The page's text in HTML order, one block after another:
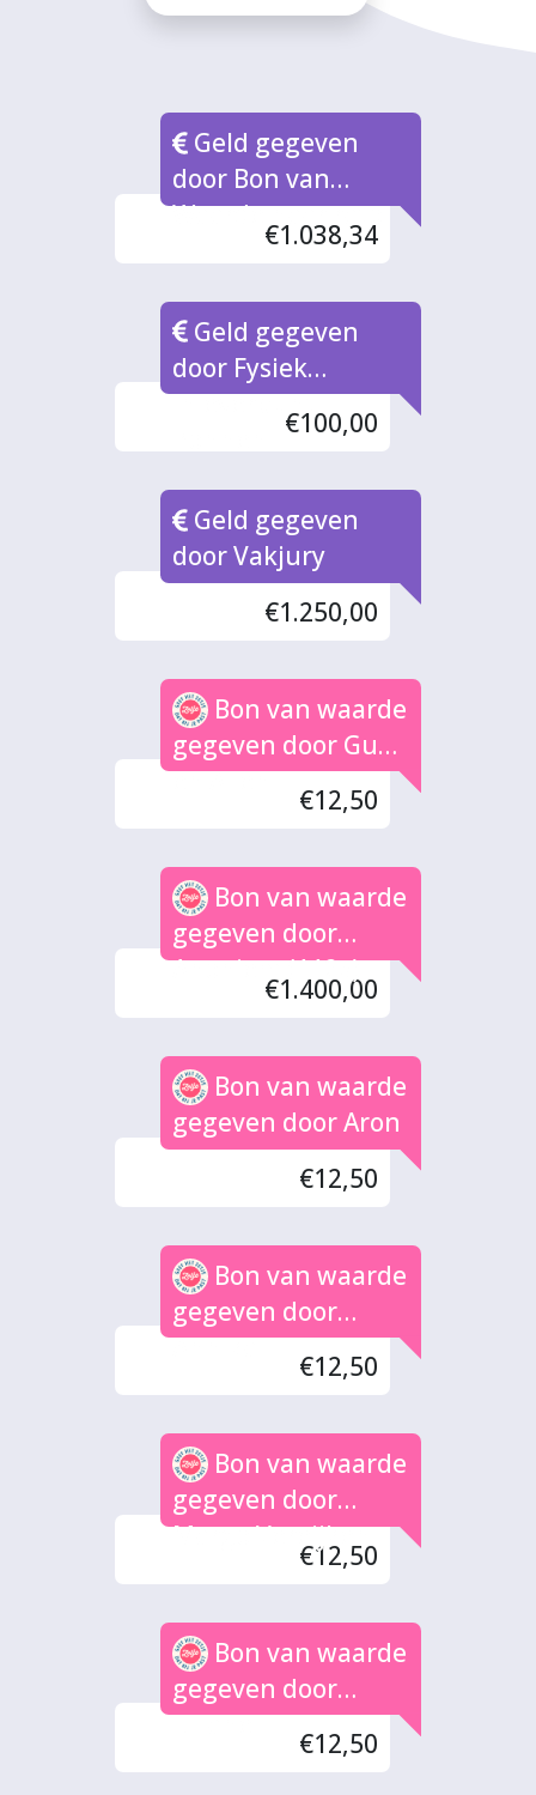
Geld gegeven
door Bon van
Waarde naar rato
€1.038,34
Geld gegeven
door Fysiek
inleverpunt
€100,00
Geld gegeven
door Vakjury
€1.250,00
Bon van waarde
gegeven door Guus
en Alien
€12,50
Bon van waarde
gegeven door
Anoniem (112x)
€1.400,00
Bon van waarde
gegeven door Aron
€12,50
Bon van waarde
gegeven door
Annika
€12,50
Bon van waarde
gegeven door
Margo Vereijken
€12,50
Bon van waarde
gegeven door
Liliane
€12,50